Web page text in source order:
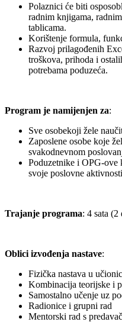
Polaznici će biti
radnim knjigama,
tablicama.
Korištenje formula,
Razvoj prilagođenih
troškova, prihoda i
potrebama poduzeća.
Program je namijenjen za:
Sve osobekoji žele
Zaposlene osobe koje
svakodnevnom
Poduzetnike i OPG-ove
svoje poslovne
Trajanje programa: 4 sata (2
Oblici izvođenja nastave:
Fizička nastava u
Kombinacija teorijske i
Samostalno učenje uz
Radionice i grupni rad
Mentorski rad s